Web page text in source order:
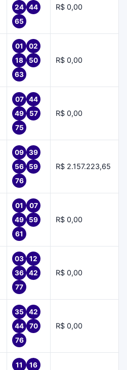
24
44
65
R$ 0,00
01
02
18
50
63
R$ 0,00
07
44
49
57
75
R$ 0,00
09
39
56
59
76
R$ 2.157.223,65
01
07
49
59
61
R$ 0,00
03
12
36
42
77
R$ 0,00
35
42
44
70
76
R$ 0,00
11
16